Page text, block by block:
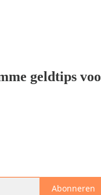
geldtips
Abonneren